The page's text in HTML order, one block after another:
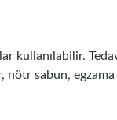
kullanılabilir.
nötr sabun,